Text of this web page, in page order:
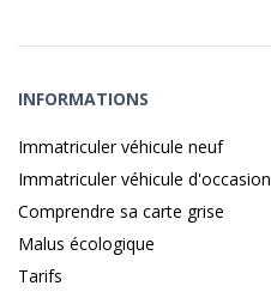
INFORMATIONS
Immatriculer véhicule neuf
Immatriculer véhicule d'occasion
Comprendre sa carte grise
Malus écologique
Tarifs